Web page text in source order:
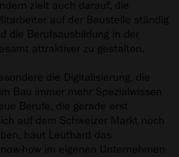
zielt auch darauf, die
auf der Baustelle ständig
die Berufsausbildung in der
attraktiver zu gestalten.
die Digitalisierung, die
Bau immer mehr Spezialwissen
Berufe, die gerade erst
auf dem Schweizer Markt noch
baut Leuthard das
how im eigenen Unternehmen